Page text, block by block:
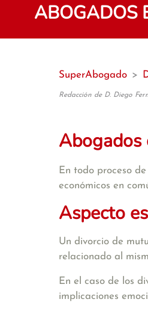
ABOGADOS
SuperAbogado >
Redacción de D. Diego
Abogados
En todo proceso
económicos en
Aspecto
Un divorcio de
relacionado al
En el caso de los
implicaciones